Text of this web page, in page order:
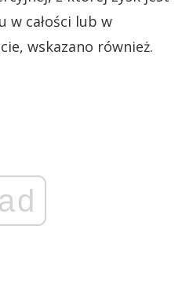
w całości lub w
wskazano również.
ad